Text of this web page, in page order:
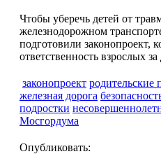
Чтобы уберечь детей от
железнодорожном
подготовили законопроект,
ответственность взрослых
законопроект родительские
железная дорога
подростки
Мосгордума
Опубликовать: